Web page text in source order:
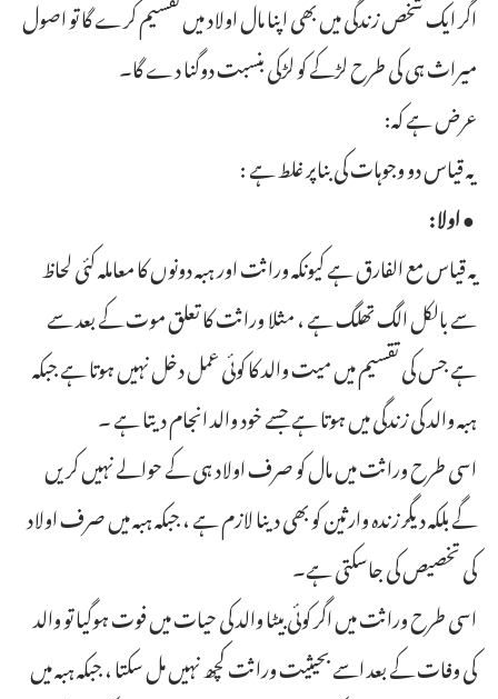
اگر ایک شخص زندگی میں بھی اپنا مال اولاد میں تقسیم کرے گا تو اصول
میراث ہی کی طرح لڑکے کو لڑکی بنسبت دوگنا دے گا۔
عرض ہے کہ:
یہ قیاس دو وجوہات کی بناپر غلط ہے :
● اولا:
یہ قیاس مع الفارق ہے کیونکہ وراثت اور ہبہ دونوں کا معاملہ کئی لحاظ
سے بالکل الگ تھلگ ہے ، مثلا وراثت کا تعلق موت کے بعد سے
ہے جس کی تقسیم میں میت والد کا کوئی عمل دخل نہیں ہوتا ہے جبکہ
ہبہ والد کی زندگی میں ہوتا ہے جسے خود والد انجام دیتا ہے ۔
اسی طرح وراثت میں مال کو صرف اولاد ہی کے حوالے نہیں کریں
گے بلکہ دیگر زندہ وارثین کو بھی دینا لازم ہے ، جبکہ ہبہ میں صرف اولاد
کی تخصیص کی جاسکتی ہے۔
اسی طرح وراثت میں اگر کوئی بیٹا والد کی حیات میں فوت ہوگیا تو والد
کی وفات کے بعد اسے بحیثیت وراثت کچھ نہیں مل سکتا ، جبکہ ہبہ میں